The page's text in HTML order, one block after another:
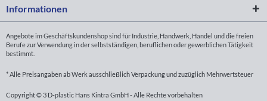
Informationen
Angebote im Geschäftskundenshop sind für Industrie, Handwerk, Handel und die freien
Berufe zur Verwendung in der selbstständigen, beruflichen oder gewerblichen Tätigkeit
bestimmt.
* Alle Preisangaben ab Werk ausschließlich Verpackung und zuzüglich Mehrwertsteuer
Copyright © 3 D-plastic Hans Kintra GmbH - Alle Rechte vorbehalten